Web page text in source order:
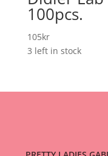
100pcs.
105kr
3 left in stock